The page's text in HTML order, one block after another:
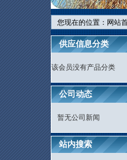
您现在的位置：网站
供应信息分类
该会员没有产品分类
公司动态
暂无公司新闻
站内搜索